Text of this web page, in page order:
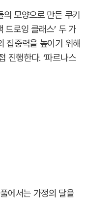
모양으로 만든 쿠키
드로잉 클래스’ 두 가
집중력을 높이기 위해
진행한다. ‘파르나스
에서는 가정의 달을